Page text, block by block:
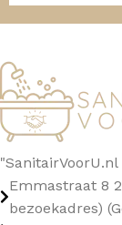
Emmastraat 8
bezoekadres)